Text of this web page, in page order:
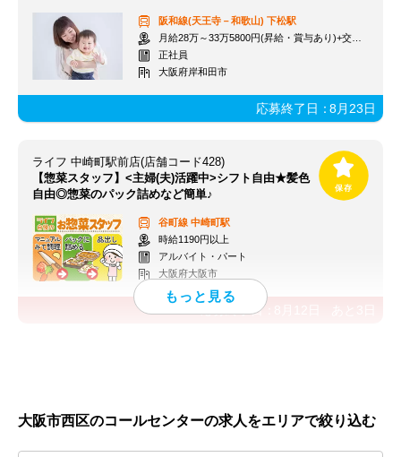
阪和線(天王寺－和歌山) 下松駅
月給28万～33万5800円(昇給・賞与あり)+交通費規定支給
正社員
大阪府岸和田市
応募終了日：8月23日
ライフ 中崎町駅前店(店舗コード428)
【惣菜スタッフ】<主婦(夫)活躍中>シフト自由★髪色
自由◎惣菜のパック詰めなど簡単♪
谷町線 中崎町駅
時給1190円以上
アルバイト・パート
大阪府大阪市
応募終了日：
大阪市西区のコールセンターの求人をエリアで絞り込む